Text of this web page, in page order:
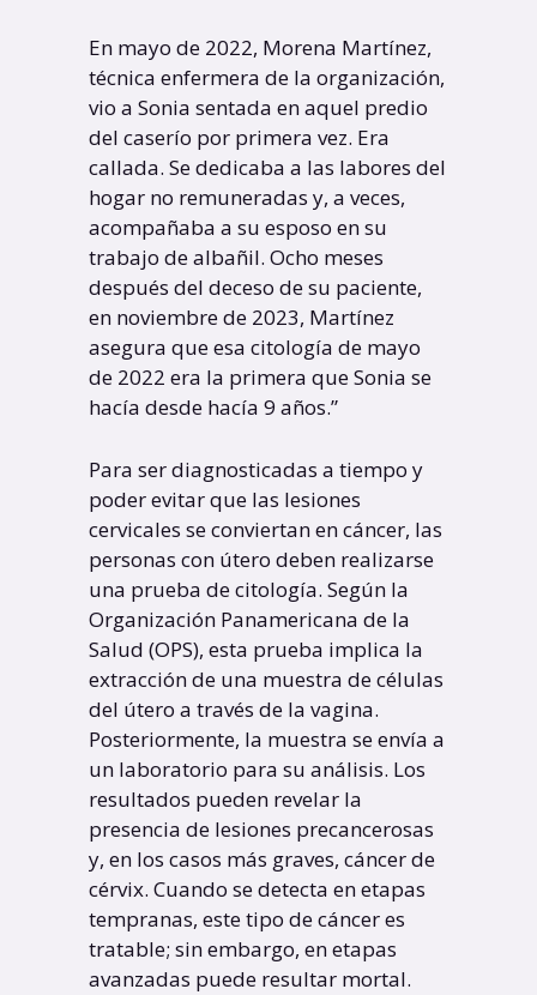
En mayo de 2022, Morena Martínez,
técnica enfermera de la organización,
vio a Sonia sentada en aquel predio
del caserío por primera vez. Era
callada. Se dedicaba a las labores del
hogar no remuneradas y, a veces,
acompañaba a su esposo en su
trabajo de albañil. Ocho meses
después del deceso de su paciente,
en noviembre de 2023, Martínez
asegura que esa citología de mayo
de 2022 era la primera que Sonia se
hacía desde hacía 9 años.”
Para ser diagnosticadas a tiempo y
poder evitar que las lesiones
cervicales se conviertan en cáncer, las
personas con útero deben realizarse
una prueba de citología. Según la
Organización Panamericana de la
Salud (OPS), esta prueba implica la
extracción de una muestra de células
del útero a través de la vagina.
Posteriormente, la muestra se envía a
un laboratorio para su análisis. Los
resultados pueden revelar la
presencia de lesiones precancerosas
y, en los casos más graves, cáncer de
cérvix. Cuando se detecta en etapas
tempranas, este tipo de cáncer es
tratable; sin embargo, en etapas
avanzadas puede resultar mortal.